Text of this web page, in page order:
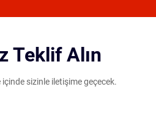
Teklif Alın
içinde sizinle iletişime geçecek.